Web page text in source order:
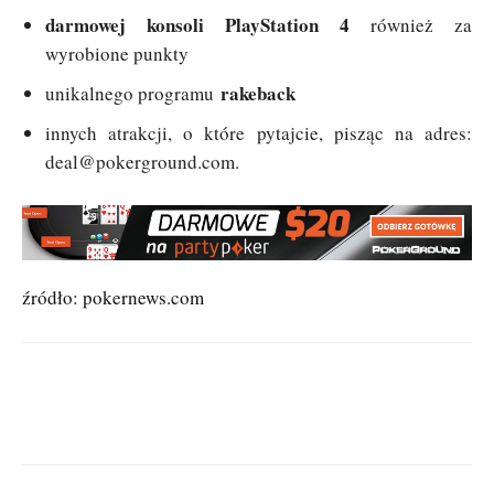
darmowej konsoli PlayStation 4 również za
wyrobione punkty
unikalnego programu rakeback
innych atrakcji, o które pytajcie, pisząc na adres:
deal@pokerground.com.
źródło: pokernews.com